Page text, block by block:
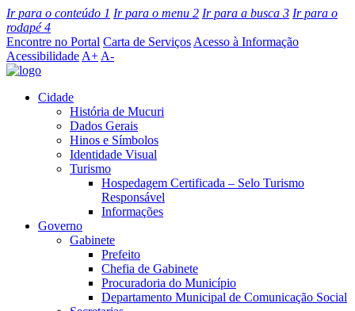
Ir para o conteúdo 1 Ir para o menu 2 Ir para a busca 3 Ir para o
rodapé4
Encontre no Portal Carta de Serviços Acesso à Informação
Acessibilidade A+ A-
Cidade
História de Mucuri
Dados Gerais
Hinos e Símbolos
Identidade Visual
Turismo
Hospedagem Certificada – Selo Turismo
Responsável
Informações
Governo
Gabinete
Prefeito
Chefia de Gabinete
Procuradoria do Município
Departamento Municipal de Comunicação Social